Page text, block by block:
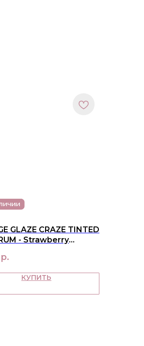
GLAZE CRAZE TINTED
- Strawberry
р.
КУПИТЬ